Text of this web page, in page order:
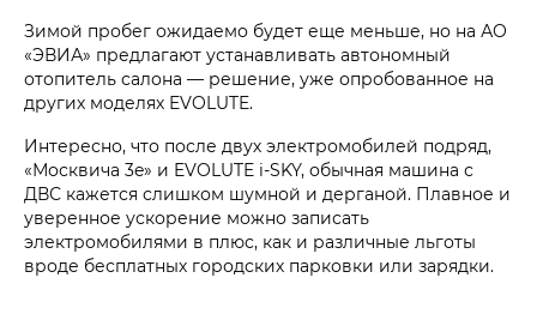
Зимой пробег ожидаемо будет еще меньше, но на АО
«ЭВИА» предлагают устанавливать автономный
отопитель салона — решение, уже опробованное на
других моделях EVOLUTE.
Интересно, что после двух электромобилей подряд,
«Москвича 3e» и EVOLUTE i‑SKY, обычная машина с
ДВС кажется слишком шумной и дерганой. Плавное и
уверенное ускорение можно записать
электромобилями в плюс, как и различные льготы
вроде бесплатных городских парковки или зарядки.